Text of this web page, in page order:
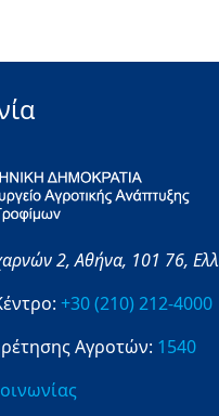
2,Αθήνα, 101 76,
+30 (210) 212-4000
Αγροτών: 1540